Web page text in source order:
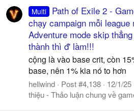
Multi
Path of Exile 2 -
chạy campaign mỗi
Adventure mode skip
thành thì đ' làm!!!
cộng là vào base crit, còn
base, nên 1% kia nó to hơn
hellwind Post #4,138 12/1/25
thiệu - Thảo luận chung về